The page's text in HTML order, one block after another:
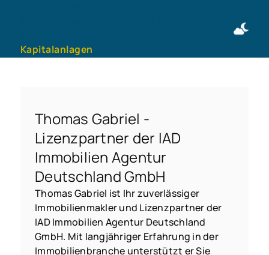
Kapitalanlagen
Thomas Gabriel -
Lizenzpartner der IAD
Immobilien Agentur
Deutschland GmbH
Thomas Gabriel ist Ihr zuverlässiger
Immobilienmakler und Lizenzpartner der
IAD Immobilien Agentur Deutschland
GmbH. Mit langjähriger Erfahrung in der
Immobilienbranche unterstützt er Sie